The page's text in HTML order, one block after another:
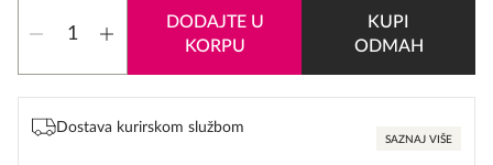
Club
Nuit
Women
Deodorant
Stick
DODAJTE U
KORPU
KUPI
ODMAH
Dostava kurirskom službom
SAZNAJ VIŠE